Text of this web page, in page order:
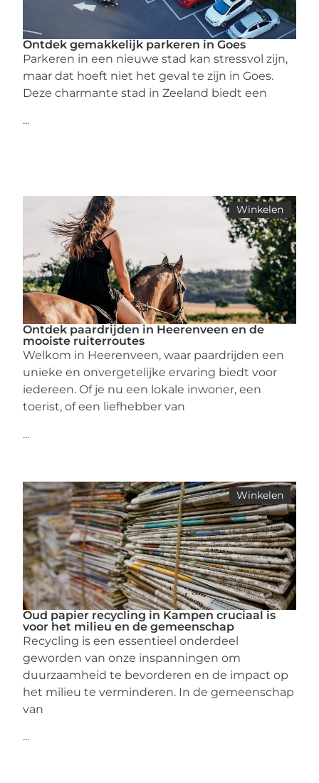
Ontdek gemakkelijk parkeren in Goes
Parkeren in een nieuwe stad kan stressvol zijn,
maar dat hoeft niet het geval te zijn in Goes.
Deze charmante stad in Zeeland biedt een
...
Winkelen
Ontdek paardrijden in Heerenveen en de
mooiste ruiterroutes
Welkom in Heerenveen, waar paardrijden een
unieke en onvergetelijke ervaring biedt voor
iedereen. Of je nu een lokale inwoner, een
toerist, of een liefhebber van
...
Winkelen
Oud papier recycling in Kampen cruciaal is
voor het milieu en de gemeenschap
Recycling is een essentieel onderdeel
geworden van onze inspanningen om
duurzaamheid te bevorderen en de impact op
het milieu te verminderen. In de gemeenschap
van
...